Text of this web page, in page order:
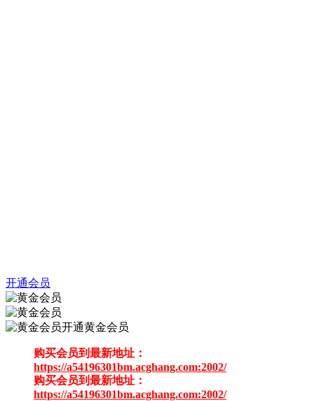
开通会员
开通黄金会员
购买会员到最新地址：
https://a54196301bm.acghang.com:2002/
购买会员到最新地址：
https://a54196301bm.acghang.com:2002/